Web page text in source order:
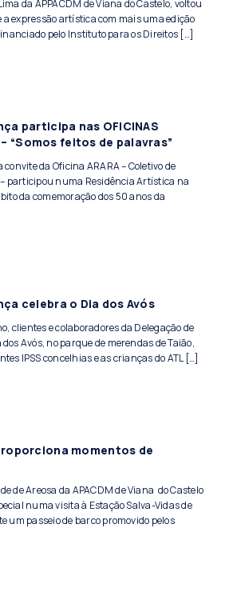
da APPACDM de Viana do Castelo, voltou
expressão artística com mais uma edição
pelo Instituto para os Direitos […]
participa nas OFICINAS
– “Somos feitos de palavras”
convite da Oficina ARARA – Coletivo de
participou numa Residência Artística na
da comemoração dos 50 anos da
celebra o Dia dos Avós
clientes e colaboradores da Delegação de
Avós, no parque de merendas de Taião,
IPSS concelhias e as crianças do ATL […]
momentos de
de Areosa da APACDM de Viana do Castelo
numa visita à Estação Salva-Vidas de
um passeio de barco promovido pelos